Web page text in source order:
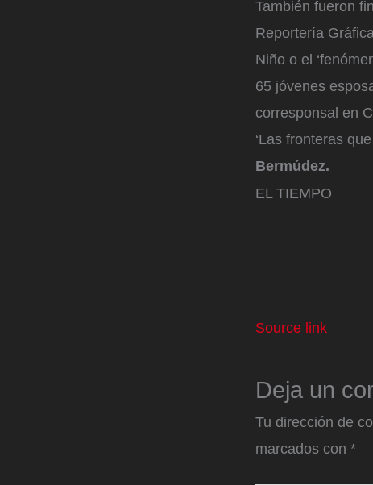
También fueron
Reportería
Niño o el
65 jóvenes
corresponsal en
‘Las fronteras
Bermúdez.
EL TIEMPO
Source link
Deja un
Tu dirección de
marcados con *